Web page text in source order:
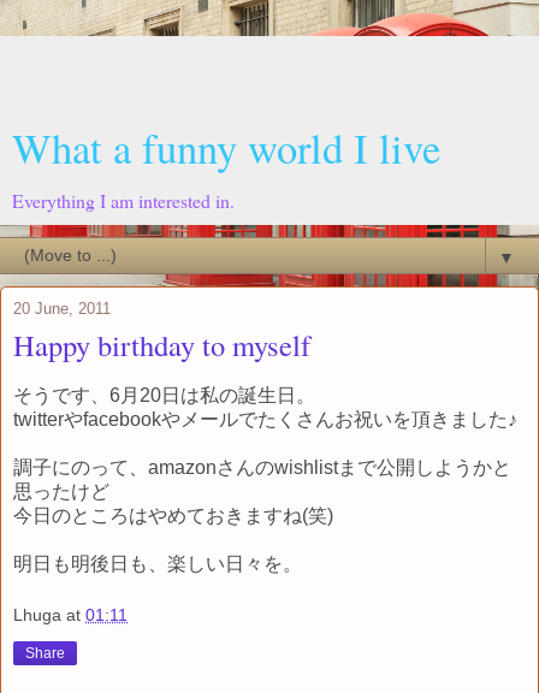
What a funny world I live
Everything I am interested in.
▼
20 June, 2011
Happy birthday to myself
そうです、6月20日は私の誕生日。
twitterやfacebookやメールでたくさんお祝いを頂きました♪
調子にのって、amazonさんのwishlistまで公開しようかと
思ったけど
今日のところはやめておきますね(笑)
明日も明後日も、楽しい日々を。
Lhuga at 01:11
Share